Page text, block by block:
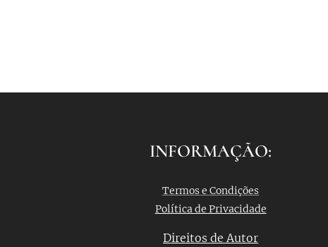
INFORMAÇÃO:
Termos e Condições
Política de Privacidade
Direitos de Autor